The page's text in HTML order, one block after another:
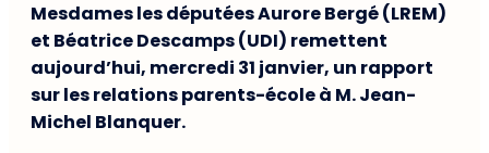
Mesdames les députées Aurore Bergé (LREM)
et Béatrice Descamps (UDI) remettent
aujourd’hui, mercredi 31 janvier, un rapport
sur les relations parents-école à M. Jean-
Michel Blanquer.